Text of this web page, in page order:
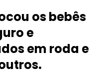
os bebês
e
em roda e